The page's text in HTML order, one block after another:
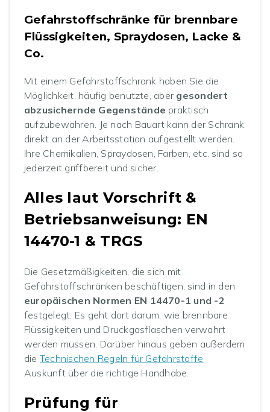
Gefahrstoffschränke für brennbare
Flüssigkeiten, Spraydosen, Lacke &
Co.
Mit einem Gefahrstoffschrank haben Sie die
Möglichkeit, häufig benutzte, aber gesondert
abzusichernde Gegenstände praktisch
aufzubewahren. Je nach Bauart kann der Schrank
direkt an der Arbeitsstation aufgestellt werden.
Ihre Chemikalien, Spraydosen, Farben, etc. sind so
jederzeit griffbereit und sicher.
Alles laut Vorschrift &
Betriebsanweisung: EN
14470-1 & TRGS
Die Gesetzmäßigkeiten, die sich mit
Gefahrstoffschränken beschäftigen, sind in den
europäischen Normen EN 14470-1 und -2
festgelegt. Es geht dort darum, wie brennbare
Flüssigkeiten und Druckgasflaschen verwahrt
werden müssen. Darüber hinaus geben außerdem
die Technischen Regeln für Gefahrstoffe
Auskunft über die richtige Handhabe.
Prüfung für